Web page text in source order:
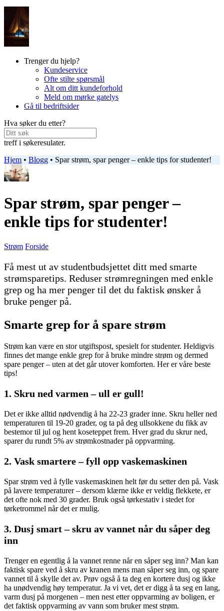
Trenger du hjelp?
Kundeservice
Ofte stilte spørsmål
Alt om ditt kundeforhold
Meld om mørke gatelys
Gå til bedriftsider
Hva søker du etter?
treff i søkeresulater.
Hjem • Blogg • Spar strøm, spar penger – enkle tips for studenter!
Spar strøm, spar penger –
enkle tips for studenter!
Strøm Forside
Få mest ut av studentbudsjettet ditt med smarte
strømsparetips. Reduser strømregningen med enkle
grep og ha mer penger til det du faktisk ønsker å
bruke penger på.
Smarte grep for å spare strøm
Strøm kan være en stor utgiftspost, spesielt for studenter. Heldigvis
finnes det mange enkle grep for å bruke mindre strøm og dermed
spare penger – uten at det går utover komforten. Her er våre beste
tips!
1. Skru ned varmen – ull er gull!
Det er ikke alltid nødvendig å ha 22-23 grader inne. Skru heller ned
temperaturen til 19-20 grader, og ta på deg ullsokkene du fikk av
bestemor til jul og hent koseteppet frem. Hver grad du skrur ned,
sparer du rundt 5% av strømkostnader på oppvarming.
2. Vask smartere – fyll opp vaskemaskinen
Spar strøm ved å fylle vaskemaskinen helt før du setter den på. Vask
på lavere temperaturer – dersom klærne ikke er veldig flekkete, er
det ofte nok med 30 grader. Bruk også tørkestativ i stedet for
tørketrommel når det er mulig.
3. Dusj smart – skru av vannet når du såper deg
inn
Trenger en egentlig å la vannet renne når en såper seg inn? Man kan
faktisk spare ved å skru av kranen mens man såper seg inn, og spare
vannet til å skylle det av. Prøv også å ta deg en kortere dusj og ikke
ha unødvendig høy temperatur. Ja vi vet, det er digg å ta seg en lang,
varm dusj på morgenen – men nest etter oppvarming av boligen, er
det faktisk oppvarming av vann som bruker mest strøm.